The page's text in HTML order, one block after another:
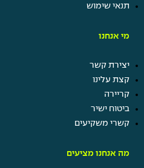
תנאי שימוש
מי אנחנו
יצירת קשר
קצת עלינו
קריירה
ביטוח ישיר
קשרי משקיעים
מה אנחנו מציעים